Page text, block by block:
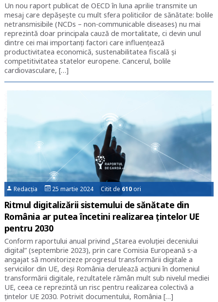
Un nou raport publicat de OECD în luna aprilie transmite un
mesaj care depășește cu mult sfera politicilor de sănătate: bolile
netransmisibile (NCDs – non-communicable diseases) nu mai
reprezintă doar principala cauză de mortalitate, ci devin unul
dintre cei mai importanți factori care influențează
productivitatea economică, sustenabilitatea fiscală și
competitivitatea statelor europene. Cancerul, bolile
cardiovasculare, […]
Redacția 25 martie 2024 Citit de 610ori
Ritmul digitalizării sistemului de sănătate din
România ar putea încetini realizarea țintelor UE
pentru 2030
Conform raportului anual privind „Starea evoluției deceniului
digital” (septembrie 2023), prin care Comisia Europeană s-a
angajat să monitorizeze progresul transformării digitale a
serviciilor din UE, deși România derulează acțiuni în domeniul
transformării digitale, rezultatele rămân mult sub nivelul mediei
UE, ceea ce reprezintă un risc pentru realizarea colectivă a
țintelor UE 2030. Potrivit documentului, România […]